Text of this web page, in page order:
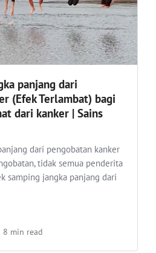
panjang dari
(Efek Terlambat) bagi
dari kanker | Sains
dari pengobatan kanker
tidak semua penderita
samping jangka panjang dari
8 min read